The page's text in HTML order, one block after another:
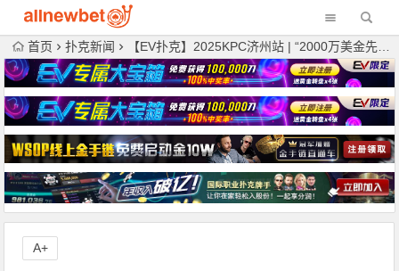
首页 扑克新闻 【EV扑克】2025KPC济州站 | “2000万美金先生”Joseph Cheong勇夺单日豪客赛冠军 神秘赏金开幕赛475人次参赛
A+